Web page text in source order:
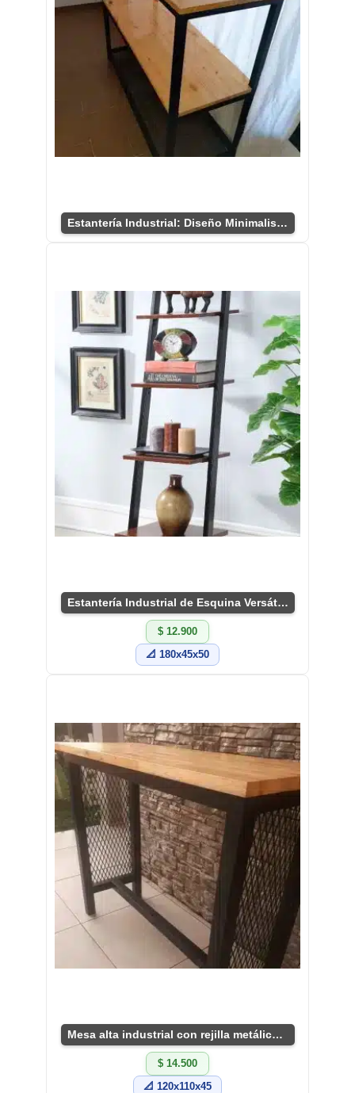
Estantería Industrial: Diseño Minimalista Chic
Estantería Industrial de Esquina Versátil y Chic
$ 12.900
📐 180x45x50
Mesa alta industrial con rejilla metálica resistente
$ 14.500
📐 120x110x45